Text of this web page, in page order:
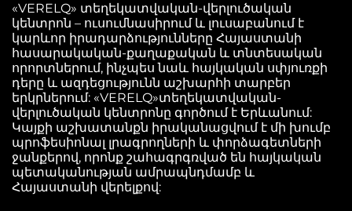
«VERELQ» տեղեկատվական-վերլուծական
կենտրոն – ուսումնասիրում և լուսաբանում է
կարևոր իրադարձությունները Հայաստանի
հասարակական-քաղաքական և տնտեսական
որորտներում, ինչպես նաև հայկական սփյուռքի
դերը և ազդեցությունն աշխարհի տարբեր
երկրներում: «VERELQ»տեղեկատվական-
վերլուծական կենտրոնը գործում է Երևանում:
Կայքի աշխատանքն իրականացվում է մի խումբ
պրոֆեսիոնալ լրագրողների և փորձագետների
ջանքերով, որոնք շահագրգռված են հայկական
պետականության ամրապնդմամբ և
Հայաստանի վերելքով: